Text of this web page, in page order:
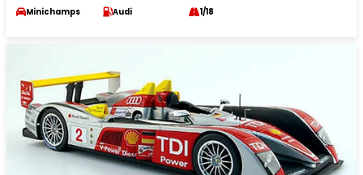
Minichamps Audi 1/18